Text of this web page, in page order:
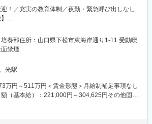
るわけではない事、客先の閉店時間も早いこと
度なのでプライベートも充実させることができま
ることも可能です。同社から独立して指定工場と
ります。
迎！／充実の教育体制／夜勤・緊急呼び出しなし
エンジニアとして、以下の業務をお任せいたしま
問し、製品の使用目的や必要な機能等をヒアリン
置の配置等の機械設計
路設計は外部の協力会社に依頼し、設計の最終詰
培養部住所：山口県下松市東海岸通り1-11 受動喫
禁煙
光駅
万円～511万円＜賃金形態＞月給制補足事項なし
額（基本給）：221,000円～304,625円その他固定